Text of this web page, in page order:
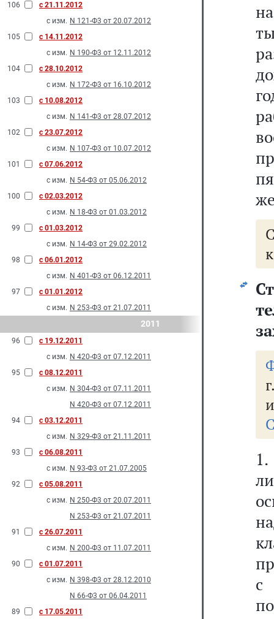
106
с 21.11.2012
с изм. N 121-Ф3 от 20.07.2012
105
с 14.11.2012
с изм. N 190-Ф3 от 12.11.2012
104
с 28.10.2012
с изм. N 172-Ф3 от 16.10.2012
103
с 10.08.2012
с изм. N 141-Ф3 от 28.07.2012
102
с 23.07.2012
с изм. N 107-Ф3 от 10.07.2012
101
с 07.06.2012
с изм. N 54-Ф3 от 05.06.2012
100
с 02.03.2012
с изм. N 18-Ф3 от 01.03.2012
99
с 01.03.2012
с изм. N 14-Ф3 от 29.02.2012
98
с 06.01.2012
с изм. N 401-Ф3 от 06.12.2011
97
с 01.01.2012
с изм. N 253-Ф3 от 21.07.2011
2011
96
с 19.12.2011
с изм. N 420-Ф3 от 07.12.2011
95
с 08.12.2011
с изм. N 304-Ф3 от 07.11.2011
N 420-Ф3 от 07.12.2011
94
с 03.12.2011
с изм. N 329-Ф3 от 21.11.2011
93
с 06.08.2011
с изм. N 93-Ф3 от 21.07.2005
92
с 05.08.2011
с изм. N 250-Ф3 от 20.07.2011
N 253-Ф3 от 21.07.2011
91
с 26.07.2011
с изм. N 200-Ф3 от 11.07.2011
90
с 01.07.2011
с изм. N 398-Ф3 от 28.12.2010
N 66-Ф3 от 06.04.2011
89
с 17.05.2011
с